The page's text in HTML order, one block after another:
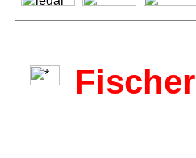
Fischer